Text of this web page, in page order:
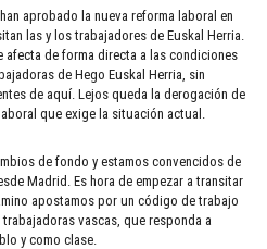
aprobado la nueva reforma laboral en
las y los trabajadores de Euskal Herria.
afecta de forma directa a las condiciones
de Hego Euskal Herria, sin
de aquí. Lejos queda la derogación de
que exige la situación actual.
de fondo y estamos convencidos de
Madrid. Es hora de empezar a transitar
apostamos por un código de trabajo
vascas, que responda a
y como clase.